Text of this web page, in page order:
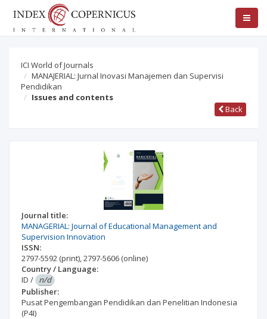
ICI World of Journals
MANAJERIAL: Jurnal Inovasi Manajemen dan Supervisi
Pendidikan
Issues and contents
Back
Journal title:
MANAGERIAL: Journal of Educational Management and
Supervision Innovation
ISSN:
2797-5592 (print),2797-5606 (online)
Country / Language:
ID / n/d
Publisher:
Pusat Pengembangan Pendidikan dan Penelitian Indonesia
(P4I)